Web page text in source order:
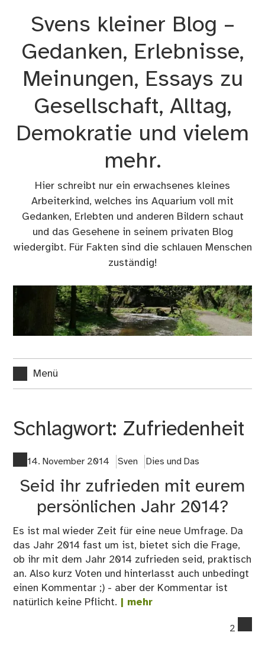
Svens kleiner Blog –
Gedanken, Erlebnisse,
Meinungen, Essays zu
Gesellschaft, Alltag,
Demokratie und vielem
mehr.
Hier schreibt nur ein erwachsenes kleines
Arbeiterkind, welches ins Aquarium voll mit
Gedanken, Erlebten und anderen Bildern schaut
und das Gesehene in seinem privaten Blog
wiedergibt. Für Fakten sind die schlauen Menschen
zuständig!
Menü
Schlagwort: Zufriedenheit
14. November 2014 Sven Dies und Das
Seid ihr zufrieden mit eurem
persönlichen Jahr 2014?
Es ist mal wieder Zeit für eine neue Umfrage. Da
das Jahr 2014 fast um ist, bietet sich die Frage,
ob ihr mit dem Jahr 2014 zufrieden seid, praktisch
an. Also kurz Voten und hinterlasst auch unbedingt
einen Kommentar ;) - aber der Kommentar ist
natürlich keine Pflicht. | mehr
2